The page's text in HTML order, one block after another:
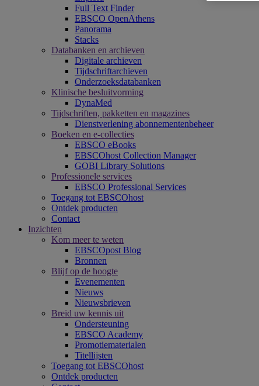
Full Text Finder
EBSCO OpenAthens
Panorama
Stacks
Databanken en archieven
Digitale archieven
Tijdschriftarchieven
Onderzoeksdatabanken
Klinische besluitvorming
DynaMed
Tijdschriften, pakketten en magazines
Dienstverlening abonnementenbeheer
Boeken en e-collecties
EBSCO eBooks
EBSCOhost Collection Manager
GOBI Library Solutions
Professionele services
EBSCO Professional Services
Toegang tot EBSCOhost
Ontdek producten
Contact
Inzichten
Kom meer te weten
EBSCOpost Blog
Bronnen
Blijf op de hoogte
Evenementen
Nieuws
Nieuwsbrieven
Breid uw kennis uit
Ondersteuning
EBSCO Academy
Promotiematerialen
Titellijsten
Toegang tot EBSCOhost
Ontdek producten